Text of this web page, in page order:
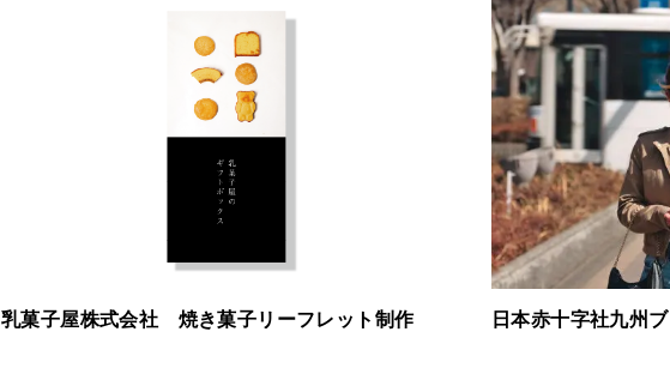
乳菓子屋株式会社 焼き菓子リーフレット制作 日本赤十字社九州